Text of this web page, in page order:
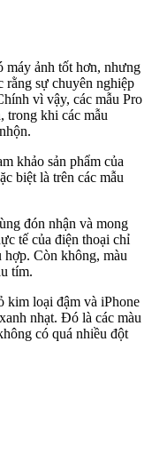
máy ảnh tốt hơn, nhưng
rằng sự chuyên nghiệp
vì vậy, các mẫu Pro
trong khi các mẫu
khảo sản phẩm của
biệt là trên các mẫu
đón nhận và mong
tế của điện thoại chỉ
hợp. Còn không, màu
tím.
kim loại đậm và iPhone
nhạt. Đó là các màu
có quá nhiều đột